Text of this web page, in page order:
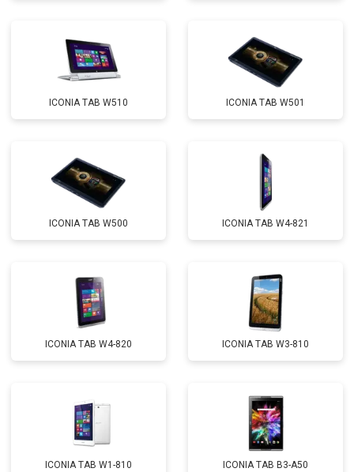
ICONIA TAB W510 ICONIA TAB W501
ICONIA TAB W500 ICONIA TAB W4-821
ICONIA TAB W4-820 ICONIA TAB W3-810
ICONIA TAB W1-810 ICONIA TAB B3-A50